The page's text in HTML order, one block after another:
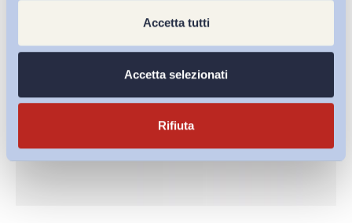
Accetta tutti
Accetta selezionati
Rifiuta